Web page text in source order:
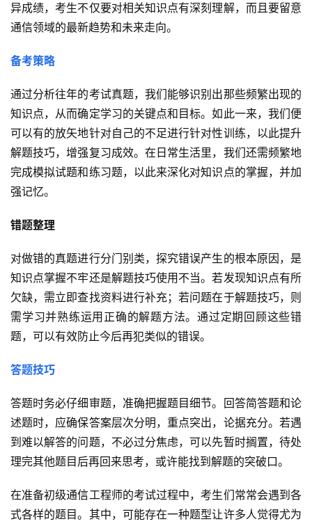
异成绩，考生不仅要对相关知识点有深刻理解，而且要留意
通信领域的最新趋势和未来走向。
备考策略
通过分析往年的考试真题，我们能够识别出那些频繁出现的
知识点，从而确定学习的关键点和目标。如此一来，我们便
可以有的放矢地针对自己的不足进行针对性训练，以此提升
解题技巧，增强复习成效。在日常生活里，我们还需频繁地
完成模拟试题和练习题，以此来深化对知识点的掌握，并加
强记忆。
错题整理
对做错的真题进行分门别类，探究错误产生的根本原因，是
知识点掌握不牢还是解题技巧使用不当。若发现知识点有所
欠缺，需立即查找资料进行补充；若问题在于解题技巧，则
需学习并熟练运用正确的解题方法。通过定期回顾这些错
题，可以有效防止今后再犯类似的错误。
答题技巧
答题时务必仔细审题，准确把握题目细节。回答简答题和论
述题时，应确保答案层次分明，重点突出，论据充分。若遇
到难以解答的问题，不必过分焦虑，可以先暂时搁置，待处
理完其他题目后再回来思考，或许能找到解题的突破口。
在准备初级通信工程师的考试过程中，考生们常常会遇到各
式各样的题目。其中，可能存在一种题型让许多人觉得尤为